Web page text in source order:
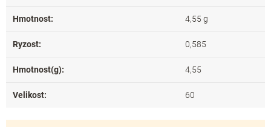
Hmotnost: 4,55 g
Ryzost: 0,585
Hmotnost(g): 4,55
Velikost: 60